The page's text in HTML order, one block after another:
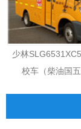
少林
校车（柴油国五